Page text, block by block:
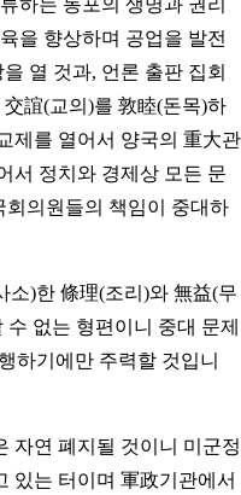
을 향상하며 공업을 발전
열 것과, 언론 출판 집회
誼(교의)를 敦睦(돈목)하
제를 열어서 양국의 重大관
서 정치와 경제상 모든 문
의원들의 책임이 중대하
소)한 條理(조리)와 無益(무
없는 형편이니 중대 문제
하기에만 주력할 것입니
자연 폐지될 것이니 미군정
있는 터이며 軍政기관에서